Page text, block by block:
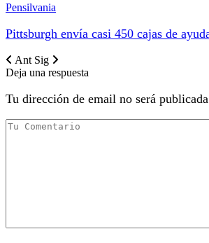
Pensilvania
Pittsburgh envía casi 450 cajas de
Ant Sig
Deja una respuesta
Tu dirección de email no será publicada